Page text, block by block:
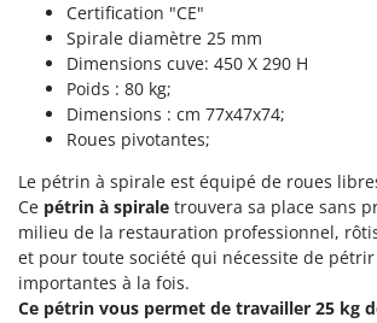
Transpalettes
Treuils de débardage
Tronçonneuses
Vêtements de Sécurité
Vibroculteurs à tracteur
Linea VZ
Lisam
Lotusgrill
Macom
Macte Ovens
Makita
MAMMAMIA
Certification "CE"
Spirale diamètre 25 mm
Dimensions cuve: 450 X 290 H
Poids : 80 kg;
Dimensions : cm 77x47x74;
Roues pivotantes;
Le pétrin à spirale est équipé de roues
Ce pétrin à spirale trouvera sa place sans
milieu de la restauration professionnel,
et pour toute société qui nécessite de
importantes à la fois.
Ce pétrin vous permet de travailler 25 kg